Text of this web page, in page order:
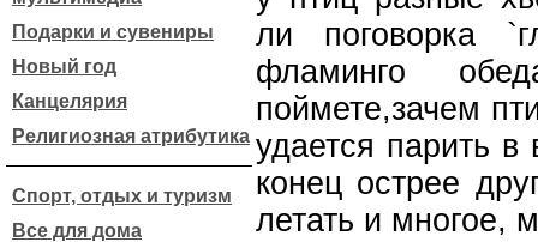
Подарки и сувениры
Новый год
Канцелярия
Религиозная атрибутика
Спорт, отдых и туризм
Все для дома
ли поговорка
фламинго
поймете,зачем
удается парить
конец острее
летать и многое,